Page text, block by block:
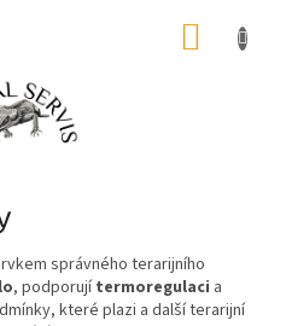
správného terarijního
, podporujítermoregulaci a
které plazi a další terarijní